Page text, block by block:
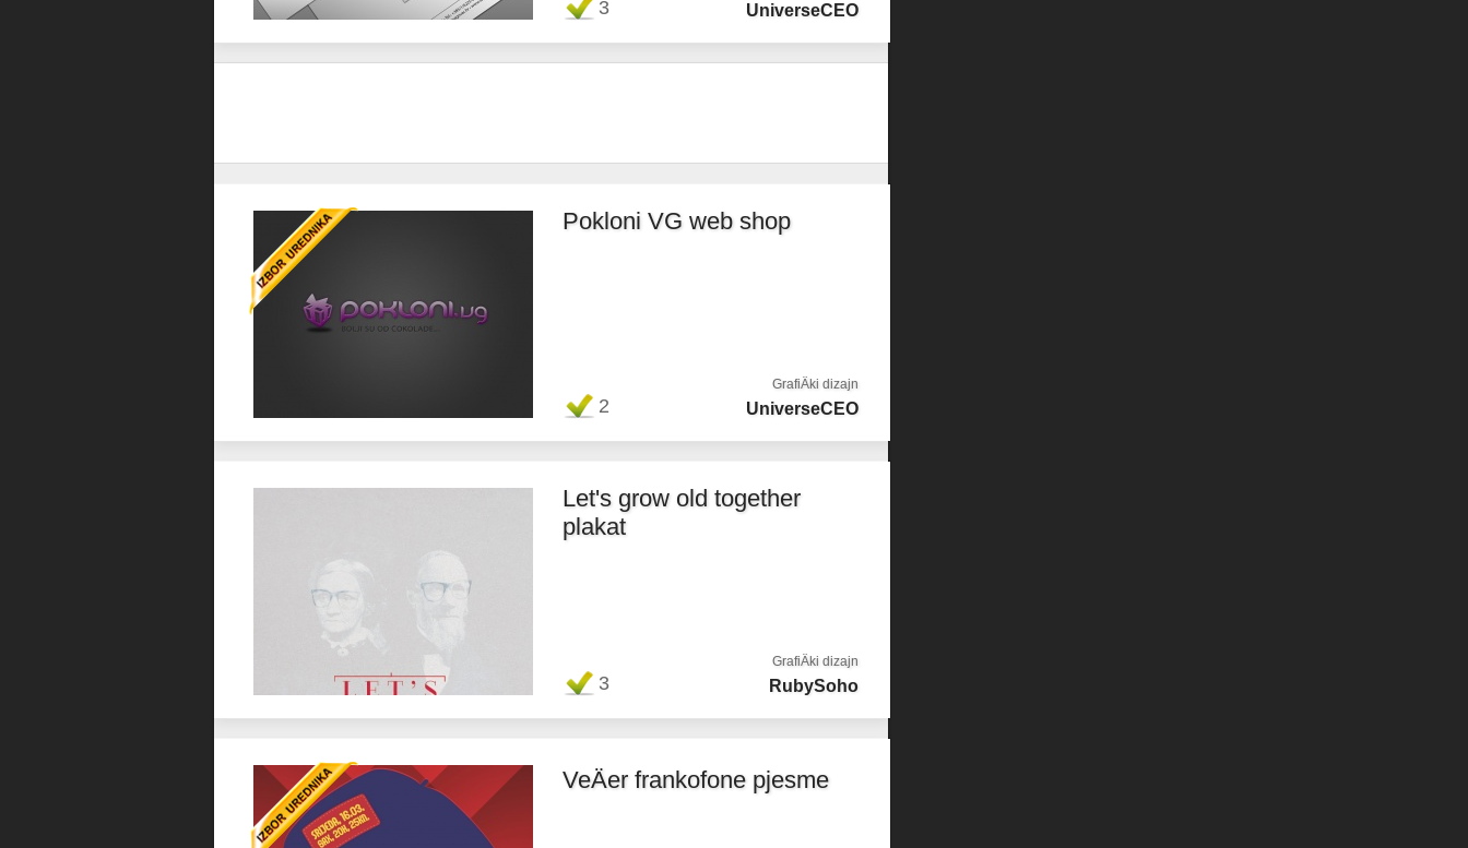
UniverseCEO
Favorit 3
Pokloni VG web shop
UniverseCEO
GrafiÄki dizajn
2
Let's grow old together
plakat
RubySoho
GrafiÄki dizajn
Favorit 3
VeÄer frankofone pjesme